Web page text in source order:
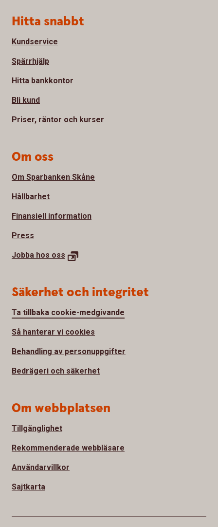
Sidfot
Hitta snabbt
Kundservice
Spärrhjälp
Hitta bankkontor
Bli kund
Priser, räntor och kurser
Om oss
Om Sparbanken Skåne
Hållbarhet
Finansiell information
Press
Jobba hos oss
Säkerhet och integritet
Ta tillbaka cookie-medgivande
Så hanterar vi cookies
Behandling av personuppgifter
Bedrägeri och säkerhet
Om webbplatsen
Tillgänglighet
Rekommenderade webbläsare
Användarvillkor
Sajtkarta